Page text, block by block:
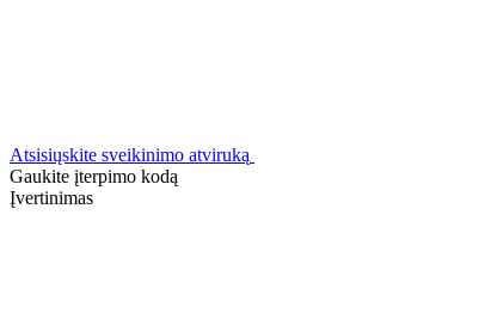
Atsisiųskite sveikinimo atviruką
Gaukite įterpimo kodą
Įvertinimas